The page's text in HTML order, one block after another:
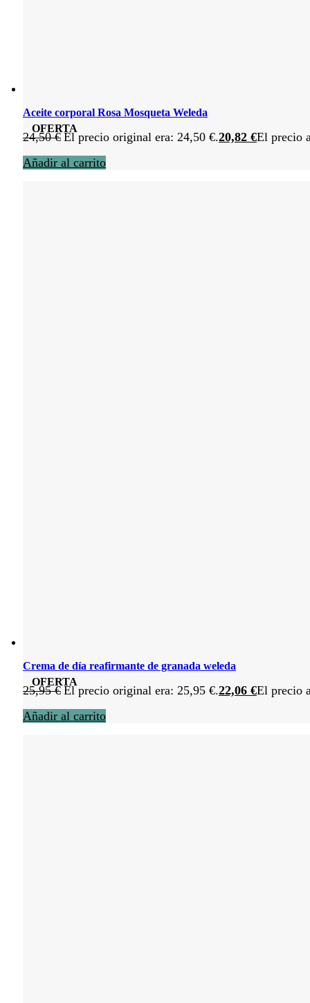
OFERTA
Aceite corporal Rosa Mosqueta Weleda
24,50€ El precio original era: 24,50 €.20,82 €El precio
Añadir al carrito
OFERTA
Crema de día reafirmante de granada weleda
25,95€ El precio original era: 25,95 €.22,06 €El precio
Añadir al carrito